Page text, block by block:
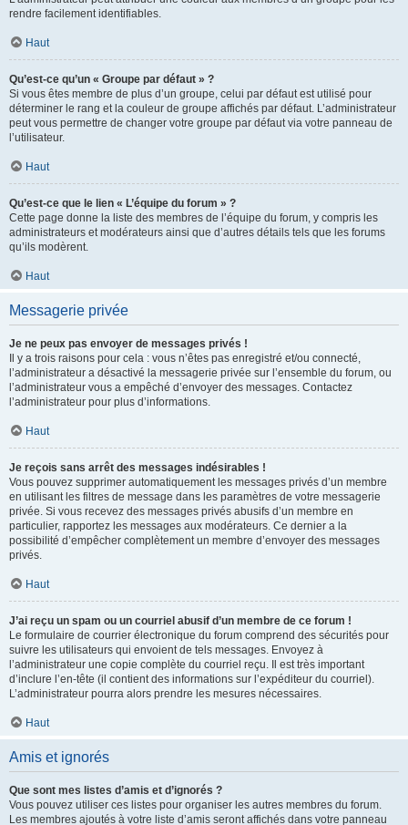
rendre facilement identifiables.
Haut
Qu’est-ce qu’un « Groupe par défaut » ?
Si vous êtes membre de plus d’un groupe, celui par défaut est utilisé pour
déterminer le rang et la couleur de groupe affichés par défaut. L’administrateur
peut vous permettre de changer votre groupe par défaut via votre panneau de
l’utilisateur.
Haut
Qu’est-ce que le lien « L’équipe du forum » ?
Cette page donne la liste des membres de l’équipe du forum, y compris les
administrateurs et modérateurs ainsi que d’autres détails tels que les forums
qu’ils modèrent.
Haut
Messagerie privée
Je ne peux pas envoyer de messages privés !
Il y a trois raisons pour cela : vous n’êtes pas enregistré et/ou connecté,
l’administrateur a désactivé la messagerie privée sur l’ensemble du forum, ou
l’administrateur vous a empêché d’envoyer des messages. Contactez
l’administrateur pour plus d’informations.
Haut
Je reçois sans arrêt des messages indésirables !
Vous pouvez supprimer automatiquement les messages privés d’un membre
en utilisant les filtres de message dans les paramètres de votre messagerie
privée. Si vous recevez des messages privés abusifs d’un membre en
particulier, rapportez les messages aux modérateurs. Ce dernier a la
possibilité d’empêcher complètement un membre d’envoyer des messages
privés.
Haut
J’ai reçu un spam ou un courriel abusif d’un membre de ce forum !
Le formulaire de courrier électronique du forum comprend des sécurités pour
suivre les utilisateurs qui envoient de tels messages. Envoyez à
l’administrateur une copie complète du courriel reçu. Il est très important
d’inclure l’en-tête (il contient des informations sur l’expéditeur du courriel).
L’administrateur pourra alors prendre les mesures nécessaires.
Haut
Amis et ignorés
Que sont mes listes d’amis et d’ignorés ?
Vous pouvez utiliser ces listes pour organiser les autres membres du forum.
Les membres ajoutés à votre liste d’amis seront affichés dans votre panneau